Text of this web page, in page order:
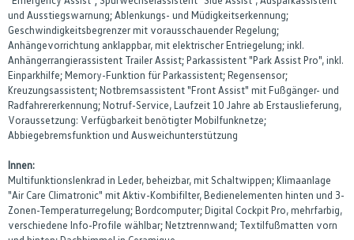
und Ausstiegswarnung; Ablenkungs- und Müdigkeitserkennung;
Geschwindigkeitsbegrenzer mit vorausschauender Regelung;
Anhängevorrichtung anklappbar, mit elektrischer Entriegelung; inkl.
Anhängerrangierassistent Trailer Assist; Parkassistent "Park Assist Pro", inkl.
Einparkhilfe; Memory-Funktion für Parkassistent; Regensensor;
Kreuzungsassistent; Notbremsassistent "Front Assist" mit Fußgänger- und
Radfahrererkennung; Notruf-Service, Laufzeit 10 Jahre ab Erstauslieferung,
Voraussetzung: Verfügbarkeit benötigter Mobilfunknetze;
Abbiegebremsfunktion und Ausweichunterstützung
Innen:
Multifunktionslenkrad in Leder, beheizbar, mit Schaltwippen; Klimaanlage
"Air Care Climatronic" mit Aktiv-Kombifilter, Bedienelementen hinten und 3-
Zonen-Temperaturregelung; Bordcomputer; Digital Cockpit Pro, mehrfarbig,
verschiedene Info-Profile wählbar; Netztrennwand; Textilfußmatten vorn